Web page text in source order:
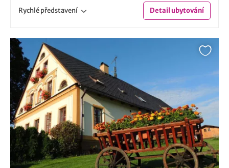
Rychlépředstavení Detailubytování